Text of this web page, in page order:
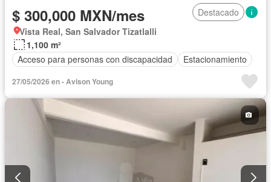
$ 300,000 MXN/mes
Destacado
Vista Real, San Salvador Tizatlalli
1,100 m²
Acceso para personas con discapacidad
Estacionamiento
27/05/2026 en - Avison Young